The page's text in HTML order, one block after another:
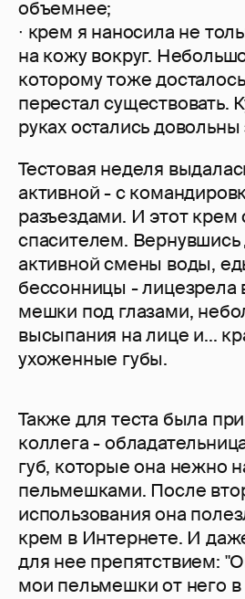
объемнее;
∙ крем я наносила не
на кожу вокруг.
которому тоже
перестал существовать.
руках остались
Тестовая неделя
активной - с
разъездами. И этот крем
спасителем.
активной смены воды,
бессонницы - лицезрела
мешки под глазами,
высыпания на лице и...
ухоженные губы.
Также для теста была
коллега -
губ, которые она нежно
пельмешками. После
использования она
крем в Интернете. И
для нее препятствием:
мои пельмешки от него в